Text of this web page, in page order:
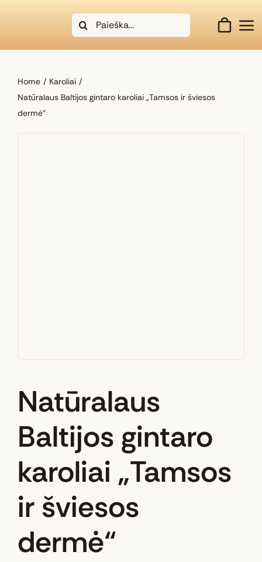
Search
for:
Home
Karoliai
Natūralaus Baltijos gintaro karoliai „Tamsos ir šviesos
dermė“
Natūralaus
Baltijos gintaro
karoliai „Tamsos
ir šviesos
dermė“